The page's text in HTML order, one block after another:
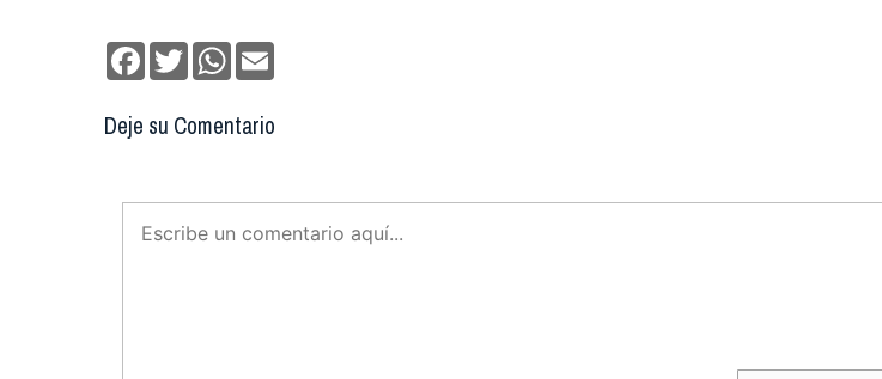
Facebook
TwitterWhatsApp
Deje su Comentario